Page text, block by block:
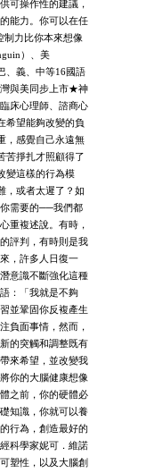
可操作性的建議，
能力。你可以在任
力比你本來想像
）、美
、義、中等16國語
與美同步上市★神
床心理師、諮商心
希望能夠改變的負
，感覺自己永遠無
苦掙扎才照顧得了
變這樣的行為模
，或者太遲了？如
需要的──我們都
重複述說。有時，
評判，有時則是我
，許多人日復一
意識不斷強化這種
：「我就是不夠
並鞏固你反複產生
負面事情，然而，
的突觸和調整既有
來希望，並改變我
你的大腦健康想像
之前，你的硬體必
知識，你就可以養
行為，創造最好的
科學家妮可．維諾
塑性，以及大腦創